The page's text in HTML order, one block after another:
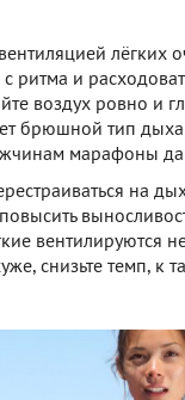
лёгких
с ритма и
воздух ровно и
брюшной тип
марафоны
на
вентилируются
снизьте темп, к